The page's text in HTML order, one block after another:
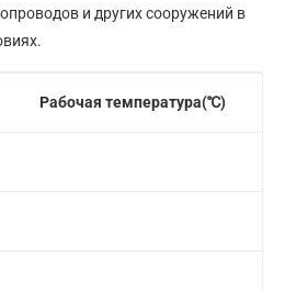
и других сооружений в
Рабочая температура(℃)